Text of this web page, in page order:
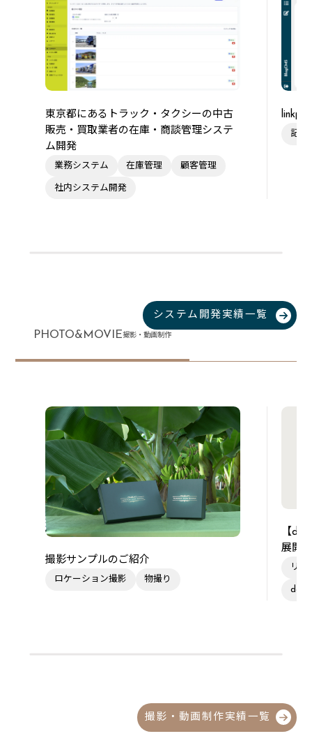
東京都にあるトラック・タクシーの中古
販売・買取業者の在庫・商談管理システ
ム開発
業務システム 在庫管理 顧客管理
社内システム開発
記事
システム開発実績一覧
PHOTO&MOVIE撮影・動画制作
撮影サンプルのご紹介
ロケーション撮影 物撮り
【
展開
リー
撮影・動画制作実績一覧